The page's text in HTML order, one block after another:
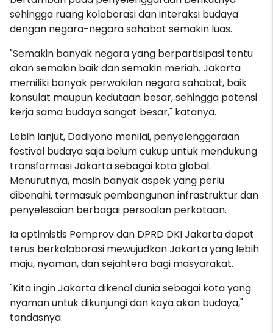
sehingga ruang kolaborasi dan interaksi budaya
dengan negara-negara sahabat semakin luas.
"Semakin banyak negara yang berpartisipasi tentu
akan semakin baik dan semakin meriah. Jakarta
memiliki banyak perwakilan negara sahabat, baik
konsulat maupun kedutaan besar, sehingga potensi
kerja sama budaya sangat besar," katanya.
Lebih lanjut, Dadiyono menilai, penyelenggaraan
festival budaya saja belum cukup untuk mendukung
transformasi Jakarta sebagai kota global.
Menurutnya, masih banyak aspek yang perlu
dibenahi, termasuk pembangunan infrastruktur dan
penyelesaian berbagai persoalan perkotaan.
Ia optimistis Pemprov dan DPRD DKI Jakarta dapat
terus berkolaborasi mewujudkan Jakarta yang lebih
maju, nyaman, dan sejahtera bagi masyarakat.
"Kita ingin Jakarta dikenal dunia sebagai kota yang
nyaman untuk dikunjungi dan kaya akan budaya,"
tandasnya.